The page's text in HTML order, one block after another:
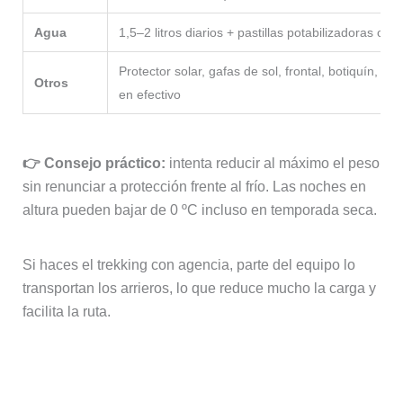
Agua 1,5–2 litros diarios + pastillas potabilizadoras o
Otros
Protector solar, gafas de sol, frontal, botiquín,
en efectivo
👉 Consejo práctico: intenta reducir al máximo el peso
sin renunciar a protección frente al frío. Las noches en
altura pueden bajar de 0 ºC incluso en temporada seca.
Si haces el trekking con agencia, parte del equipo lo
transportan los arrieros, lo que reduce mucho la carga y
facilita la ruta.